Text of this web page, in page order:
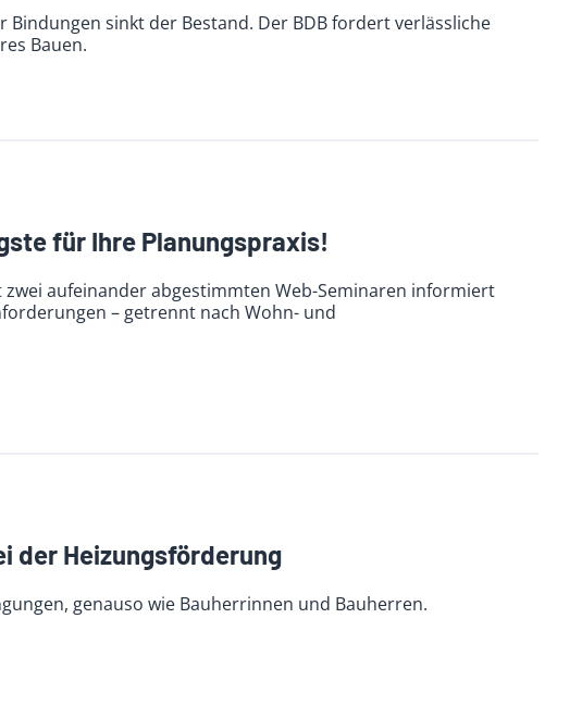
sinkt der Bestand. Der BDB fordert verlässliche
Bauen.
für Ihre Planungspraxis!
aufeinander abgestimmten Web-Seminaren informiert
– getrennt nach Wohn- und
der Heizungsförderung
genauso wie Bauherrinnen und Bauherren.